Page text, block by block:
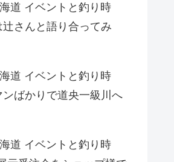
道 イベントと釣り時
辻さんと語り合ってみ
道 イベントと釣り時
ンばかりで道央一級川へ
道 イベントと釣り時